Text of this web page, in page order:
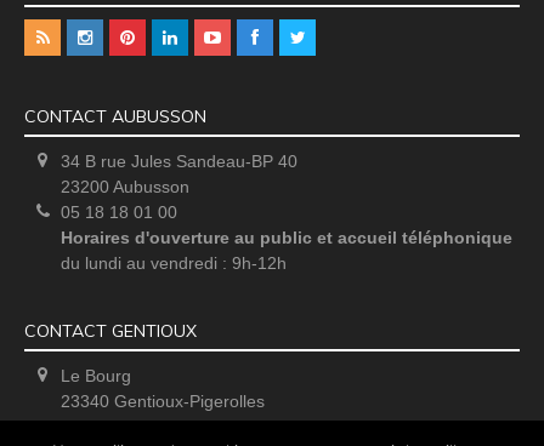
CONTACT AUBUSSON
34 B rue Jules Sandeau-BP 40
23200 Aubusson
05 18 18 01 00
Horaires d'ouverture au public et accueil téléphonique
du lundi au vendredi : 9h-12h
CONTACT GENTIOUX
Le Bourg
23340 Gentioux-Pigerolles